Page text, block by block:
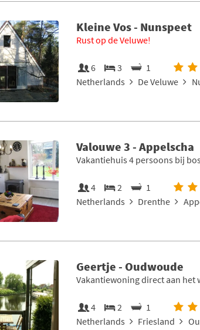
Kleine Vos - Nunspeet
Rust op de Veluwe!
6 3
1
Netherlands
De Veluwe
Valouwe 3 - Appelscha
Vakantiehuis 4 persoons bij
4 2
1
Netherlands
Drenthe
Geertje - Oudwoude
Vakantiewoning direct aan het
4 2
1
Netherlands
Friesland